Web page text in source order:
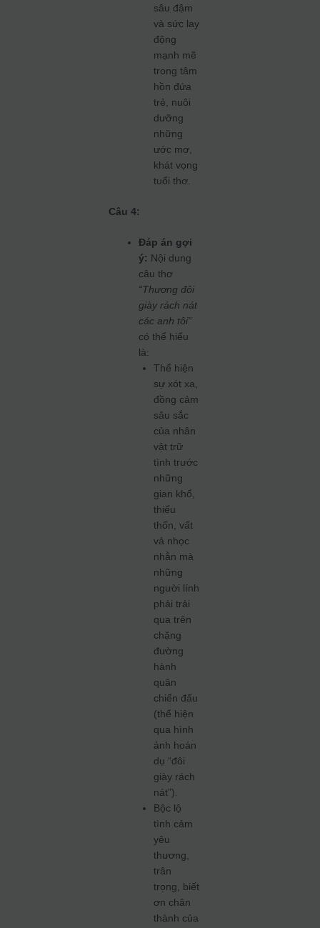
sâu đậm
và sức lay
động
mạnh mẽ
trong tâm
hồn đứa
trẻ, nuôi
dưỡng
những
ước mơ,
khát vọng
tuổi thơ.
Câu 4:
Đáp án gợi
ý: Nội dung
câu thơ
“Thương đôi
giày rách nát
các anh tôi”
có thể hiểu
là:
Thể hiện
sự xót xa,
đồng cảm
sâu sắc
của nhân
vật trữ
tình trước
những
gian khổ,
thiếu
thốn, vất
vả nhọc
nhằn mà
những
người lính
phải trải
qua trên
chặng
đường
hành
quân
chiến đấu
(thể hiện
qua hình
ảnh hoán
dụ “đôi
giày rách
nát”).
Bộc lộ
tình cảm
yêu
thương,
trân
trọng, biết
ơn chân
thành của